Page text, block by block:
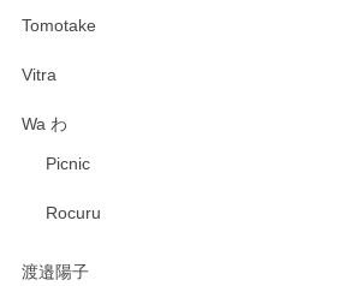
Tomotake
Vitra
Wa わ
Picnic
Rocuru
渡邉陽子